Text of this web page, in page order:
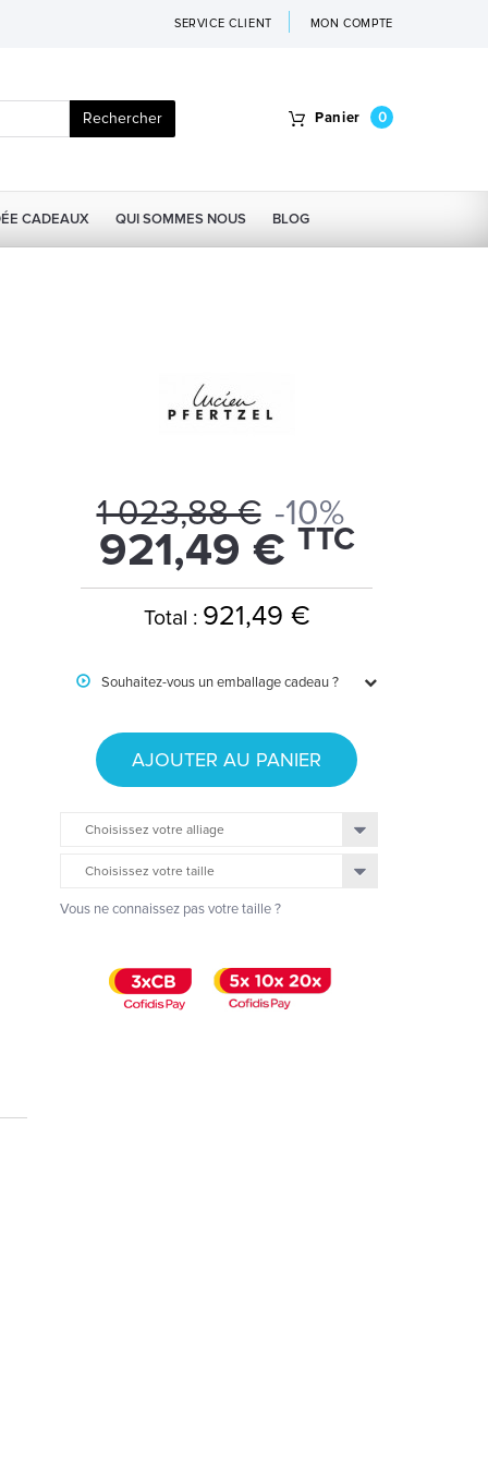
SERVICE CLIENT MON COMPTE
Rechercher Panier 0
CADEAUX QUI SOMMES NOUS BLOG
1 023,88 € -10%
921,49 € TTC
Total : 921,49 €
Souhaitez-vous un emballage cadeau ?
AJOUTER AU PANIER
Choisissez votre alliage
Choisissez votre taille
Vous ne connaissez pas votre taille ?